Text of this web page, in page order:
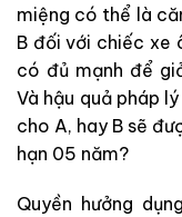
miệng có thể là
B đối với chiếc xe
có đủ mạnh để
Và hậu quả pháp
cho A, hay B sẽ
hạn 05 năm?
Quyền hưởng